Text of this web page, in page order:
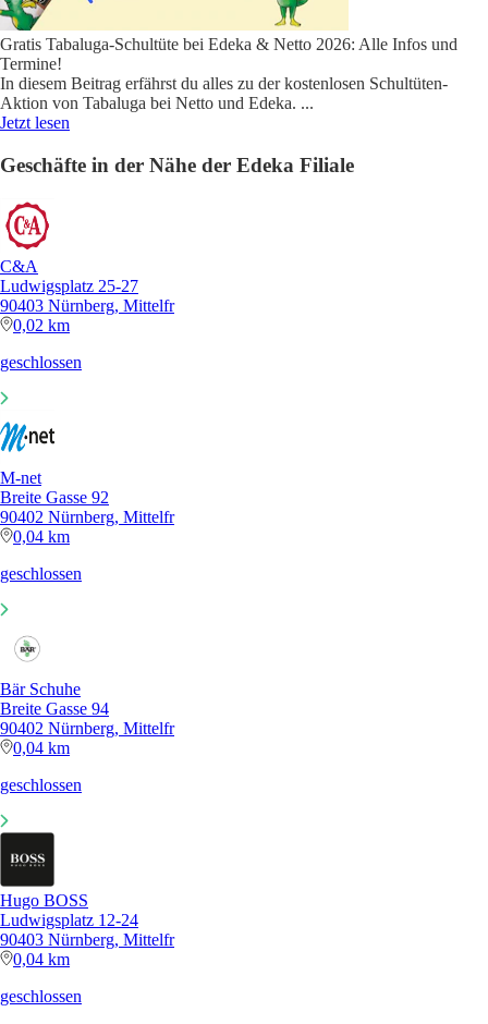
Gratis Tabaluga-Schultüte bei Edeka & Netto 2026: Alle Infos und
Termine!
In diesem Beitrag erfährst du alles zu der kostenlosen Schultüten-
Aktion von Tabaluga bei Netto und Edeka. ...
Jetzt lesen
Geschäfte in der Nähe der Edeka Filiale
C&A
Ludwigsplatz 25-27
90403 Nürnberg, Mittelfr
0,02 km
geschlossen
M-net
Breite Gasse 92
90402 Nürnberg, Mittelfr
0,04 km
geschlossen
Bär Schuhe
Breite Gasse 94
90402 Nürnberg, Mittelfr
0,04 km
geschlossen
Hugo BOSS
Ludwigsplatz 12-24
90403 Nürnberg, Mittelfr
0,04 km
geschlossen